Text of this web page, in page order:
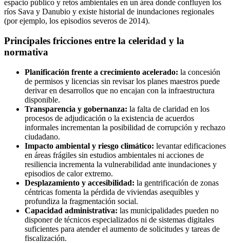
espacio público y retos ambientales en un área donde confluyen los
ríos Sava y Danubio y existe historial de inundaciones regionales
(por ejemplo, los episodios severos de 2014).
Principales fricciones entre la celeridad y la
normativa
Planificación frente a crecimiento acelerado: la concesión
de permisos y licencias sin revisar los planes maestros puede
derivar en desarrollos que no encajan con la infraestructura
disponible.
Transparencia y gobernanza: la falta de claridad en los
procesos de adjudicación o la existencia de acuerdos
informales incrementan la posibilidad de corrupción y rechazo
ciudadano.
Impacto ambiental y riesgo climático: levantar edificaciones
en áreas frágiles sin estudios ambientales ni acciones de
resiliencia incrementa la vulnerabilidad ante inundaciones y
episodios de calor extremo.
Desplazamiento y accesibilidad: la gentrificación de zonas
céntricas fomenta la pérdida de viviendas asequibles y
profundiza la fragmentación social.
Capacidad administrativa: las municipalidades pueden no
disponer de técnicos especializados ni de sistemas digitales
suficientes para atender el aumento de solicitudes y tareas de
fiscalización.